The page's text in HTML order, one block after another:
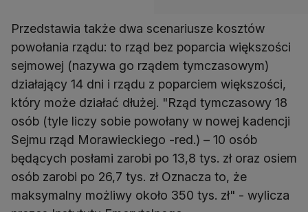
Przedstawia także dwa scenariusze kosztów
powołania rządu: to rząd bez poparcia większości
sejmowej (nazywa go rządem tymczasowym)
działający 14 dni i rządu z poparciem większości,
który może działać dłużej. "Rząd tymczasowy 18
osób (tyle liczy sobie powołany w nowej kadencji
Sejmu rząd Morawieckiego -red.) – 10 osób
będących posłami zarobi po 13,8 tys. zł oraz osiem
osób zarobi po 26,7 tys. zł Oznacza to, że
maksymalny możliwy około 350 tys. zł" - wylicza